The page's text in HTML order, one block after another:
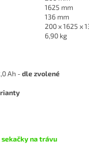
1625 mm
136 mm
200 x 1625 x
6,90 kg
Ah -dle zvolené
na trávu